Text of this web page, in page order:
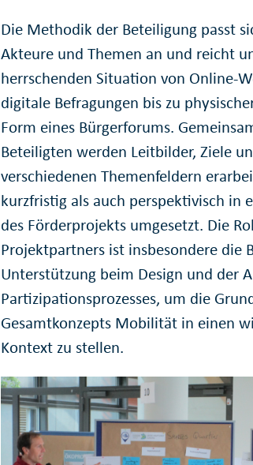
Die Methodik der Beteiligung passt
Akteure und Themen an und reicht
herrschenden Situation von Online-
digitale Befragungen bis zu
Form eines Bürgerforums.
Beteiligten werden Leitbilder, Ziele
verschiedenen Themenfeldern
kurzfristig als auch perspektivisch in
des Förderprojekts umgesetzt. Die
Projektpartners ist insbesondere die
Unterstützung beim Design und der
Partizipationsprozesses, um die
Gesamtkonzepts Mobilität in einen
Kontext zu stellen.